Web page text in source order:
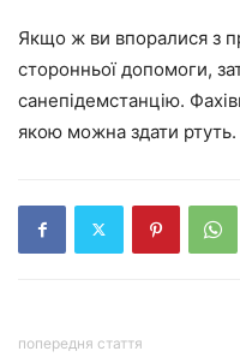
Якщо ж ви впоралися з
сторонньої допомоги,
санепідемстанцію.
якою можна здати ртуть.
попередня стаття